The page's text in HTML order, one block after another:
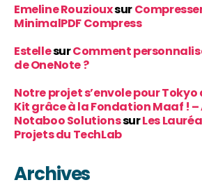
Emeline Rouziouxsur
MinimalPDF Compress
EstellesurComment
de OneNote ?
Notre projet s’envole pour Tokyo
Kit grâce à la Fondation Maaf !
Notaboo SolutionssurLes
Projets du TechLab
Archives